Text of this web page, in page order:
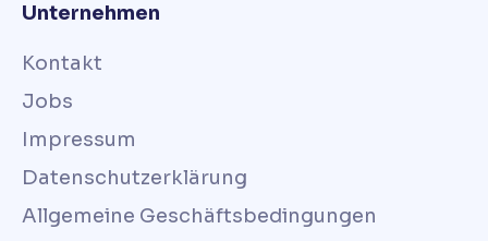
Unternehmen
Kontakt
Jobs
Impressum
Datenschutzerklärung
Allgemeine Geschäftsbedingungen